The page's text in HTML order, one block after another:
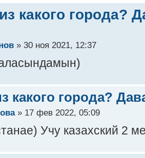
какого города?
» 30 ноя 2021, 12:37
какого города?
» 17 фев 2022, 05:09
Учу казахский 2